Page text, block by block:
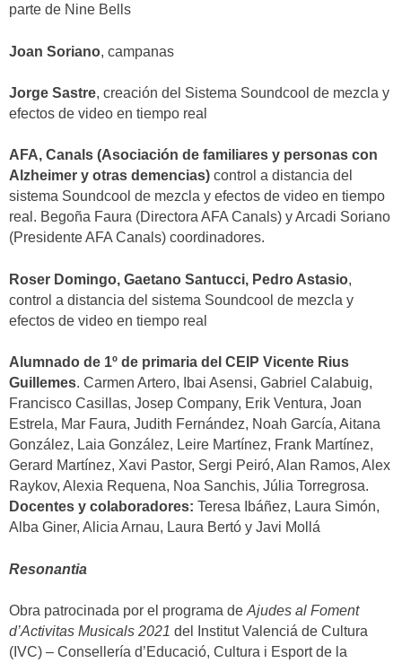
parte de Nine Bells
Joan Soriano, campanas
Jorge Sastre, creación del Sistema Soundcool de mezcla y
efectos de video en tiempo real
AFA, Canals (Asociación de familiares y personas con
Alzheimer y otras demencias) control a distancia del
sistema Soundcool de mezcla y efectos de video en tiempo
real. Begoña Faura (Directora AFA Canals) y Arcadi Soriano
(Presidente AFA Canals) coordinadores.
Roser Domingo, Gaetano Santucci, Pedro Astasio,
control a distancia del sistema Soundcool de mezcla y
efectos de video en tiempo real
Alumnado de 1º de primaria del CEIP Vicente Rius
Guillemes. Carmen Artero, Ibai Asensi, Gabriel Calabuig,
Francisco Casillas, Josep Company, Erik Ventura, Joan
Estrela, Mar Faura, Judith Fernández, Noah García, Aitana
González, Laia González, Leire Martínez, Frank Martínez,
Gerard Martínez, Xavi Pastor, Sergi Peiró, Alan Ramos, Alex
Raykov, Alexia Requena, Noa Sanchis, Júlia Torregrosa.
Docentes y colaboradores: Teresa Ibáñez, Laura Simón,
Alba Giner, Alicia Arnau, Laura Bertó y Javi Mollá
Resonantia
Obra patrocinada por el programa de Ajudes al Foment
d’Activitas Musicals 2021 del Institut Valenciá de Cultura
(IVC) – Consellería d’Educació, Cultura i Esport de la